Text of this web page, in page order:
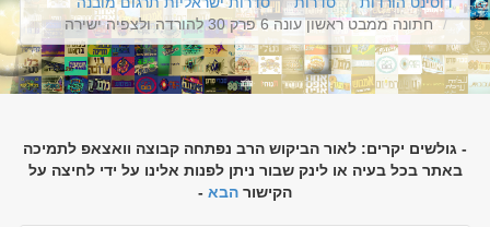
חתונה ממבט ראשון עונה 6 פרק 30 להורדה ולצפיה ישירה
- גולשים יקרים: לאור הביקוש הרב נפתחה קבוצה וואצאפ לתמיכה
באתר בכל בעיה או לינק שבור ניתן לפנות אלינו על ידי לחיצה על
הקישור הבא -